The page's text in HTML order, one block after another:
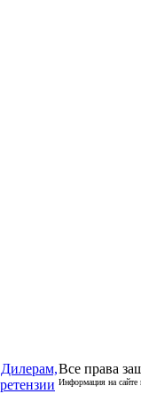
Дилерам,Все права
Информация на сайте